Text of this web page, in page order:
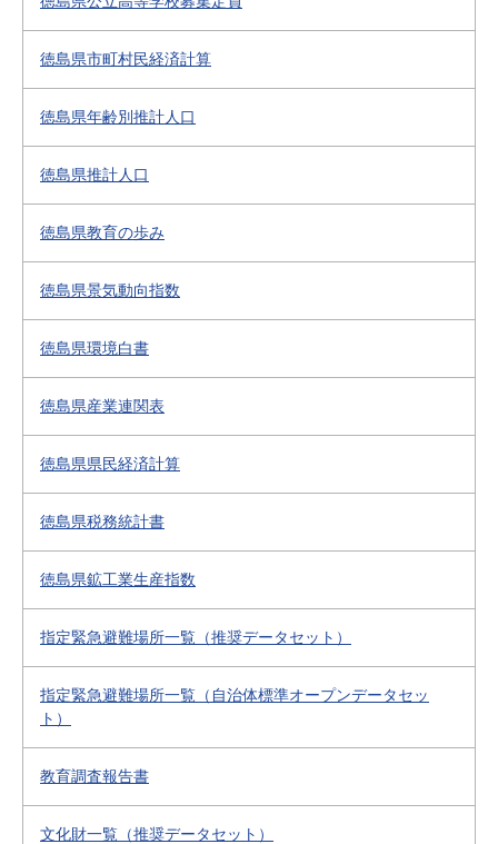
徳島県市町村民経済計算
徳島県年齢別推計人口
徳島県推計人口
徳島県教育の歩み
徳島県景気動向指数
徳島県環境白書
徳島県産業連関表
徳島県県民経済計算
徳島県税務統計書
徳島県鉱工業生産指数
指定緊急避難場所一覧（推奨データセット）
指定緊急避難場所一覧（自治体標準オープンデータセッ
ト）
教育調査報告書
文化財一覧（推奨データセット）